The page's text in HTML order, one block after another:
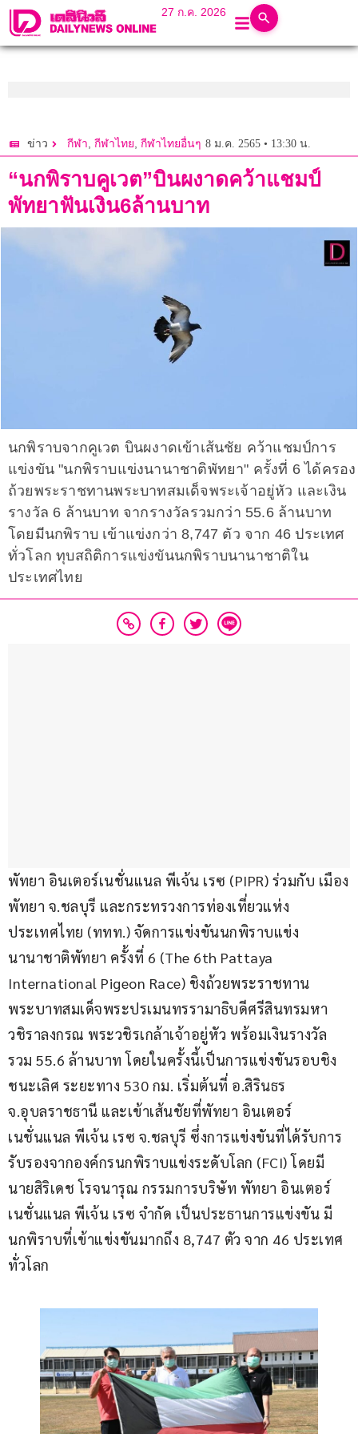
27 ก.ค. 2026
ข่าว กีฬา, กีฬาไทย, กีฬาไทยอื่นๆ 8 ม.ค. 2565 • 13:30 น.
“นกพิราบคูเวต”บินผงาดคว้าแชมป์
พัทยาฟันเงิน6ล้านบาท
นกพิราบจากคูเวต บินผงาดเข้าเส้นชัย คว้าแชมป์การ
แข่งขัน "นกพิราบแข่งนานาชาติพัทยา" ครั้งที่ 6 ได้ครอง
ถ้วยพระราชทานพระบาทสมเด็จพระเจ้าอยู่หัว และเงิน
รางวัล 6 ล้านบาท จากรางวัลรวมกว่า 55.6 ล้านบาท
โดยมีนกพิราบ เข้าแข่งกว่า 8,747 ตัว จาก 46 ประเทศ
ทั่วโลก ทุบสถิติการแข่งขันนกพิราบนานาชาติใน
ประเทศไทย
พัทยา อินเตอร์เนชั่นแนล พีเจ้น เรซ (PIPR) ร่วมกับ เมือง
พัทยา จ.ชลบุรี และกระทรวงการท่องเที่ยวแห่ง
ประเทศไทย (ททท.) จัดการแข่งขันนกพิราบแข่ง
นานาชาติพัทยา ครั้งที่ 6 (The 6th Pattaya
International Pigeon Race) ชิงถ้วยพระราชทาน
พระบาทสมเด็จพระปรเมนทรรามาธิบดีศรีสินทรมหา
วชิราลงกรณ พระวชิรเกล้าเจ้าอยู่หัว พร้อมเงินรางวัล
รวม 55.6 ล้านบาท โดยในครั้งนี้เป็นการแข่งขันรอบชิง
ชนะเลิศ ระยะทาง 530 กม. เริ่มต้นที่ อ.สิรินธร
จ.อุบลราชธานี และเข้าเส้นชัยที่พัทยา อินเตอร์
เนชั่นแนล พีเจ้น เรซ จ.ชลบุรี ซึ่งการแข่งขันที่ได้รับการ
รับรองจากองค์กรนกพิราบแข่งระดับโลก (FCI) โดยมี
นายสิริเดช โรจนารุณ กรรมการบริษัท พัทยา อินเตอร์
เนชั่นแนล พีเจ้น เรซ จำกัด เป็นประธานการแข่งขัน มี
นกพิราบที่เข้าแข่งขันมากถึง 8,747 ตัว จาก 46 ประเทศ
ทั่วโลก